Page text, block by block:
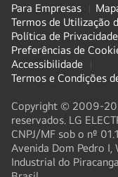
Para Empresas
Termos de Utilização
Política de Privacidade
Preferências de
Accessibilidade
Termos e Condições
Copyright © 2009-
reservados. LG
CNPJ/MF sob o nº
Avenida Dom Pedro I,
Industrial do